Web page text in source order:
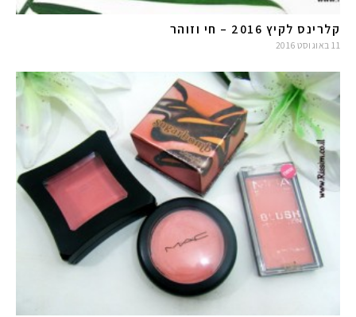
קלרינס לקיץ 2016 – חי וזוהר
11 באוגוסט 2016